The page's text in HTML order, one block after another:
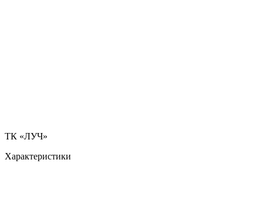
ТК «ЛУЧ»
Характеристики